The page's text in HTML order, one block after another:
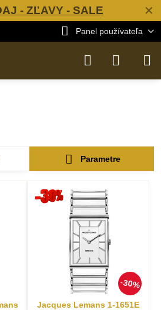
✕
- ZĽAVY - SALE
Panel používateľa
Parametre
30%
Jacques Lemans 1-1651E